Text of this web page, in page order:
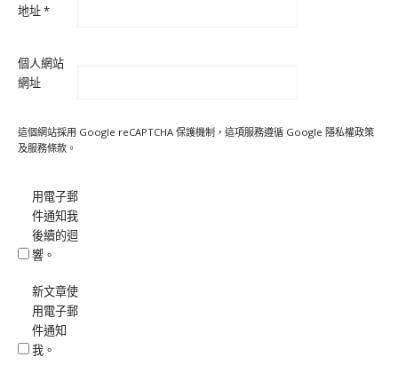
地址*
個人網站
網址
這個網站採用 Google reCAPTCHA 保護機制，這項服務遵循 Google 隱私權政策
及服務條款 。
用電子郵
件通知我
後續的迴
響。
新文章使
用電子郵
件通知
我。